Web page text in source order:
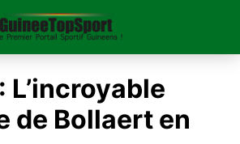
L’incroyable
de Bollaert en